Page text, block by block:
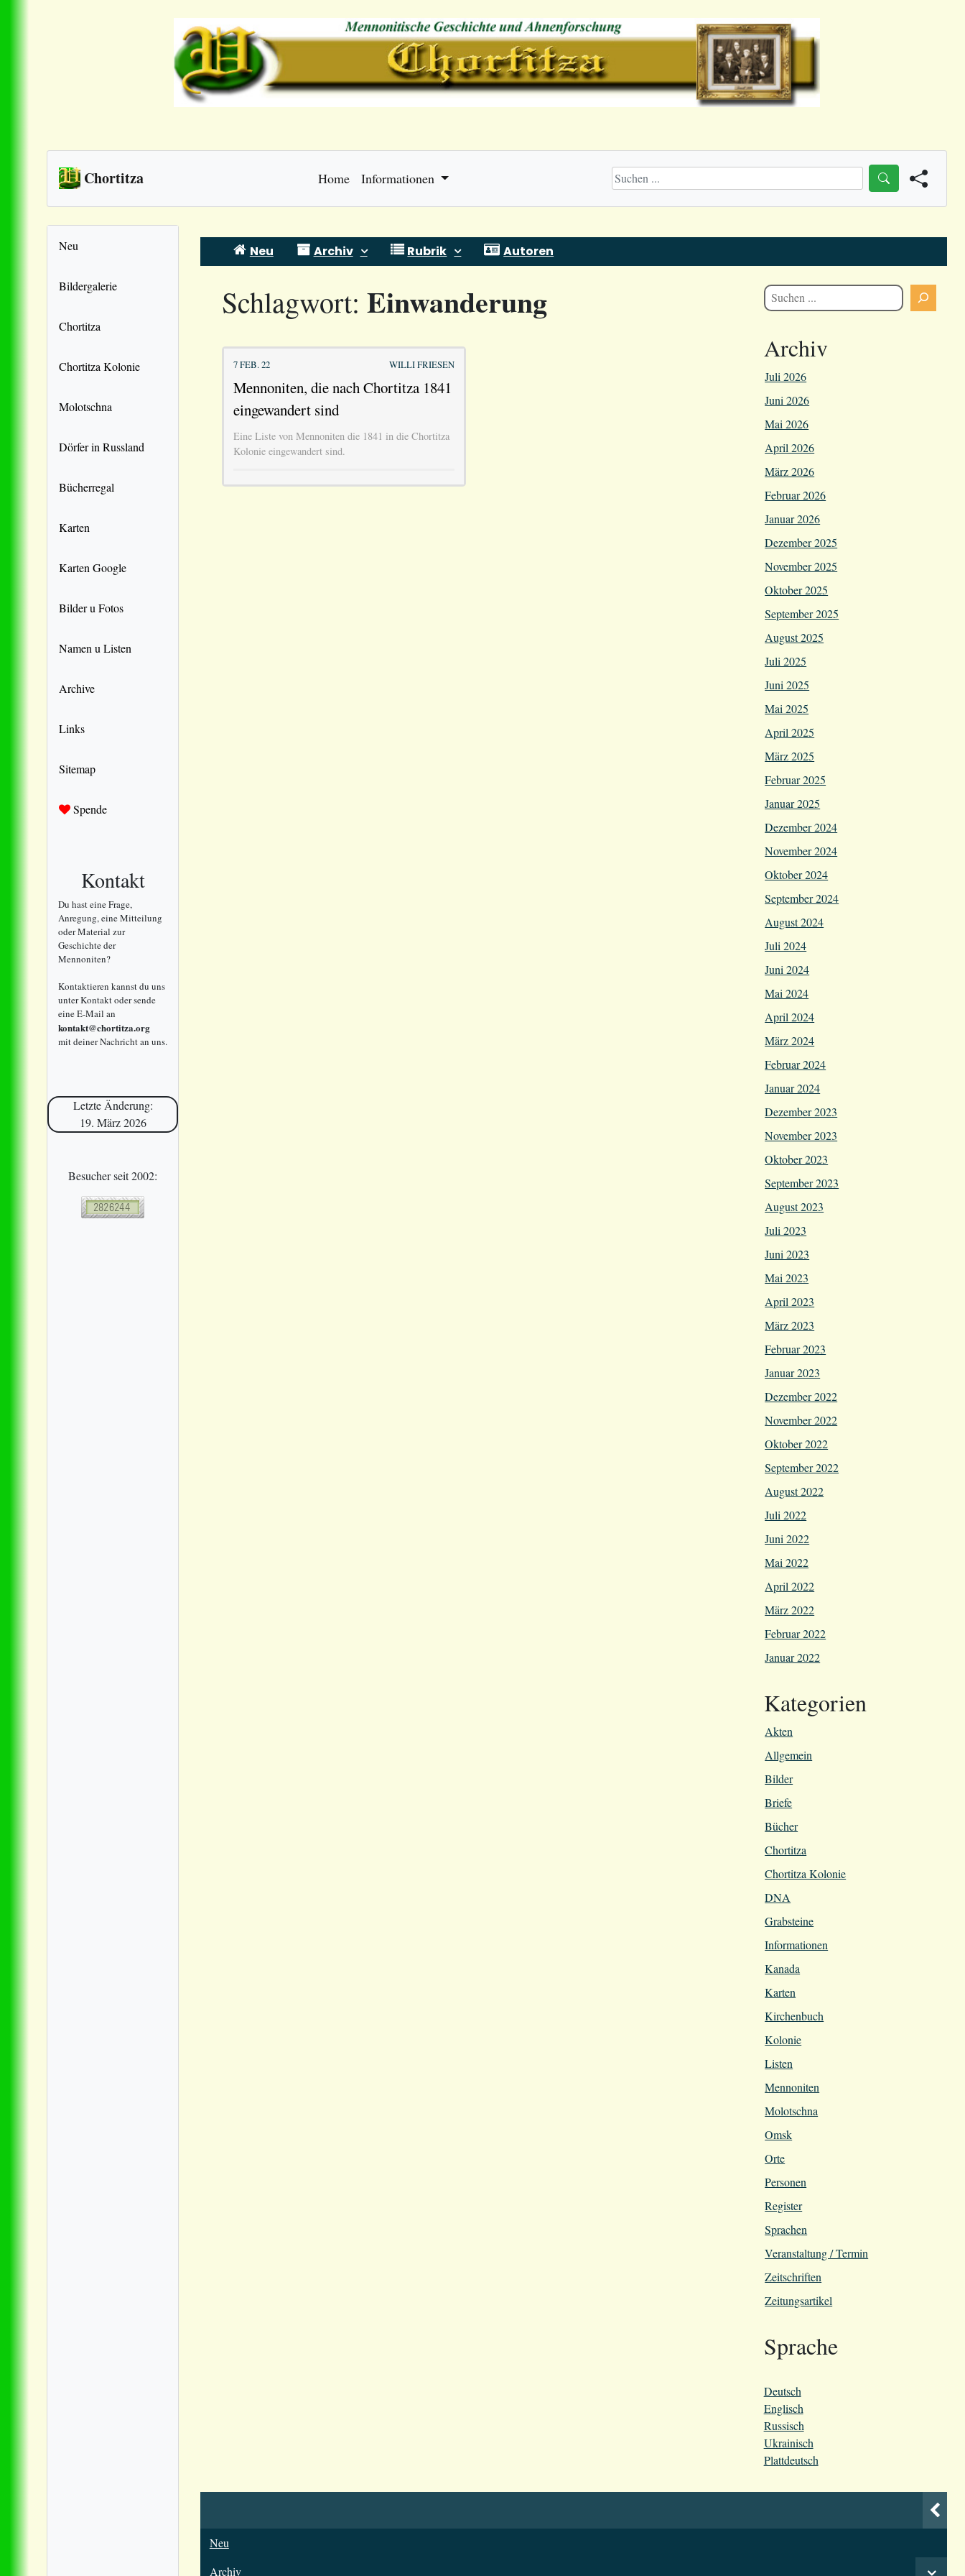
Chortitza Home Informationen
Neu
Bildergalerie
Chortitza
Chortitza Kolonie
Molotschna
Dörfer in Russland
Bücherregal
Karten
Karten Google
Bilder u Fotos
Namen u Listen
Archive
Links
Sitemap
Spende
Kontakt
Du hast eine Frage,
Anregung, eine Mitteilung
oder Material zur
Geschichte der
Mennoniten?
Kontaktieren kannst du uns
unter Kontakt oder sende
eine E-Mail an
kontakt@chortitza.org
mit deiner Nachricht an uns.
Letzte Änderung:
19. März 2026
Besucher seit 2002:
Skip
content
Neu Archiv Rubrik Autoren
Schlagwort: Einwanderung
7 FEB. 22 WILLI FRIESEN
Mennoniten, die nach Chortitza 1841
eingewandert sind
Eine Liste von Mennoniten die 1841 in die Chortitza
Kolonie eingewandert sind.
Archiv
Juli 2026
Juni 2026
Mai 2026
April 2026
März 2026
Februar 2026
Januar 2026
Dezember 2025
November 2025
Oktober 2025
September 2025
August 2025
Juli 2025
Juni 2025
Mai 2025
April 2025
März 2025
Februar 2025
Januar 2025
Dezember 2024
November 2024
Oktober 2024
September 2024
August 2024
Juli 2024
Juni 2024
Mai 2024
April 2024
März 2024
Februar 2024
Januar 2024
Dezember 2023
November 2023
Oktober 2023
September 2023
August 2023
Juli 2023
Juni 2023
Mai 2023
April 2023
März 2023
Februar 2023
Januar 2023
Dezember 2022
November 2022
Oktober 2022
September 2022
August 2022
Juli 2022
Juni 2022
Mai 2022
April 2022
März 2022
Februar 2022
Januar 2022
Kategorien
Akten
Allgemein
Bilder
Briefe
Bücher
Chortitza
Chortitza Kolonie
DNA
Grabsteine
Informationen
Kanada
Karten
Kirchenbuch
Kolonie
Listen
Mennoniten
Molotschna
Omsk
Orte
Personen
Register
Sprachen
Veranstaltung / Termin
Zeitschriften
Zeitungsartikel
Sprache
Deutsch
Englisch
Russisch
Ukrainisch
Plattdeutsch
Neu
Archiv